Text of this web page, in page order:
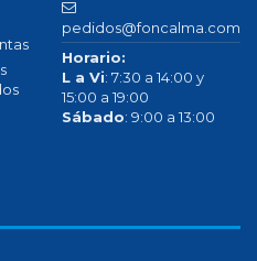
pedidos@foncalma.com
Horario:
L a Vi: 7:30 a 14:00 y
15:00 a 19:00
Sábado: 9:00 a 13:00